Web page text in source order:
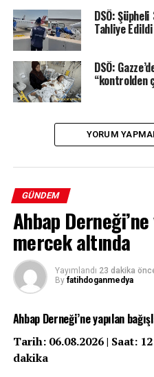
DSÖ:
Tahliye Edildi
DSÖ:
“kontrolden
YORUM
GÜNDEM
Ahbap
mercek altında
Yayımlandı 23 dakika
By fatihdoganmedya
Ahbap Derneği’ne yapılan
Tarih: 06.08.2026 | Saat:
dakika